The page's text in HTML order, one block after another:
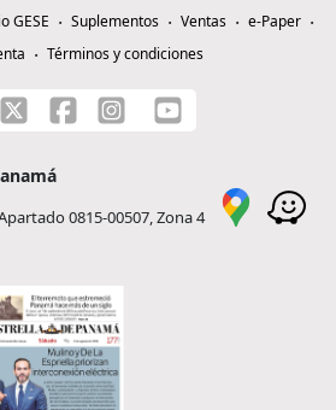
GESE Suplementos Ventas
e-Paper
Términos y condiciones
0815-00507, Zona 4